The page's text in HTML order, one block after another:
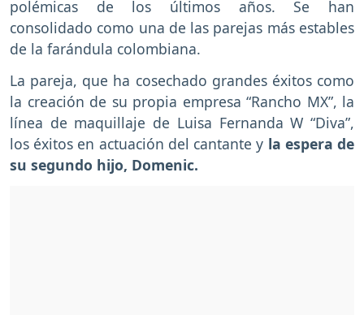
polémicas de los últimos años. Se han
consolidado como una de las parejas más estables
de la farándula colombiana.
La pareja, que ha cosechado grandes éxitos como
la creación de su propia empresa “Rancho MX”, la
línea de maquillaje de Luisa Fernanda W “Diva”,
los éxitos en actuación del cantante y la espera de
su segundo hijo, Domenic.